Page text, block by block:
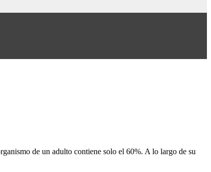
de un adulto contiene solo el 60%. A lo largo de su